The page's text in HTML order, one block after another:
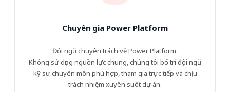
Chuyên gia Power Platform
Đội ngũ chuyên trách về Power Platform.
Không sử dụng nguồn lực chung, chúng tôi bố trí đội ngũ
kỹ sư chuyên môn phù hợp, tham gia trực tiếp và chịu
trách nhiệm xuyên suốt dự án.